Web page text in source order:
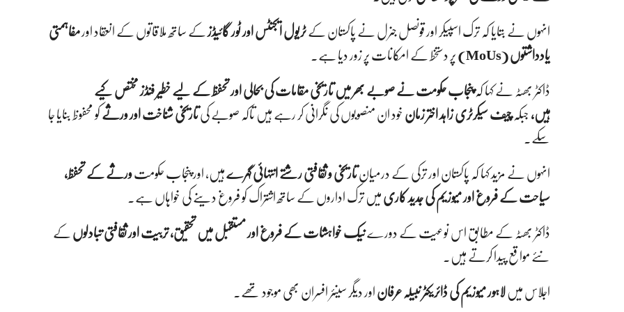
انہوں نے بتایا کہ ترک اسپیکر اور قونصل جنرل نے پاکستان کے ٹریول ایجنٹس اور ٹور گائیڈز کے ساتھ ملاقاتوں کے انعقاد اور مفاہمتی
یادداشتوں (MoUs)
پر دستخط کے امکانات پر زور دیا ہے۔
ڈاکٹر بھٹہ نے کہا کہپنجاب حکومت نے صوبے بھر میں تاریخی مقامات کی بحالی اور تحفظ کے لیے خطیر فنڈز مختص کیے
ہیں، جبکہچیف سیکرٹری زاہد اختر زمان خود ان منصوبوں کی نگرانی کر رہے ہیں تاکہ صوبے کیتاریخی شناخت اور ورثے کو محفوظ بنایا جا
سکے۔
انہوں نے مزید کہا کہ پاکستان اور ترکی کے درمیانتاریخی و ثقافتی رشتے انتہائی گہرےہیں، اور پنجاب حکومتورثے کے تحفظ،
سیاحت کے فروغ اور میوزیم کی جدید کاری میں ترک اداروں کے ساتھ اشتراک کو فروغ دینے کی خواہاں ہے۔
ڈاکٹر بھٹہ کے مطابق اس نوعیت کے دورےنیک خواہشات کے فروغ اور مستقبل میں تحقیق، تربیت اور ثقافتی تبادلوں کے
نئے مواقع پیدا کرتے ہیں۔
اجلاس میں لاہور میوزیم کی ڈائریکٹر نبیلہ عرفان اور دیگر سینئر افسران بھی موجود تھے۔